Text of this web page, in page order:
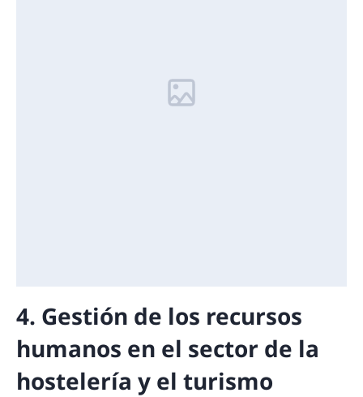
4. Gestión de los recursos
humanos en el sector de la
hostelería y el turismo